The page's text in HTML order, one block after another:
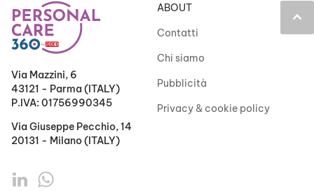
keyboard_arrow_up
Via Mazzini, 6
43121 - Parma (ITALY)
P.IVA: 01756990345
Via Giuseppe Pecchio, 14
20131 - Milano (ITALY)
ABOUT
Contatti
Chi siamo
Pubblicità
Privacy & cookie policy